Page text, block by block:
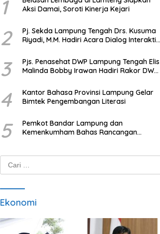
1
Aksi Damai, Soroti Kinerja Kejari
2
Pj. Sekda Lampung Tengah Drs. Kusuma
Riyadi, M.M. Hadiri Acara Dialog Interaktif
3
Pjs. Penasehat DWP Lampung Tengah Elis
Malinda Bobby Irawan Hadiri Rakor DWP
4
Kantor Bahasa Provinsi Lampung Gelar
Bimtek Pengembangan Literasi
5
Pemkot Bandar Lampung dan
Kemenkumham Bahas Rancangan
Ekonomi